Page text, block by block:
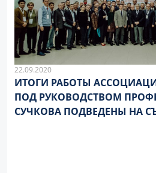
22.09.2020
ИТОГИ РАБОТЫ
ПОД РУКОВОДСТВОМ
СУЧКОВА ПОДВЕДЕНЫ НА